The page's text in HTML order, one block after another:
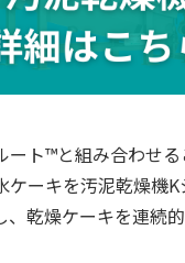
ート™と組み合わせ
ケーキを汚泥乾燥機K
、乾燥ケーキを連続